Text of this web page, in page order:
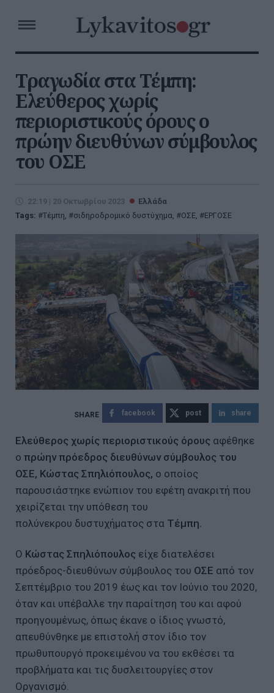
Τραγωδία στα Τέμπη:
Ελεύθερος χωρίς
περιοριστικούς όρους ο
πρώην διευθύνων σύμβουλος
του ΟΣΕ
22:19 | 20 Οκτωβρίου 2023
Ελλάδα
Tags:
Τέμπη, σιδηροδρομικό δυστύχημα, ΟΣΕ, ΕΡΓΟΣΕ
facebook post share
Ελεύθερος χωρίς περιοριστικούς όρους αφέθηκε
ο πρώην πρόεδρος διευθύνων σύμβουλος του
ΟΣΕ, Κώστας Σπηλιόπουλος, ο οποίος
παρουσιάστηκε ενώπιον του εφέτη ανακριτή που
χειρίζεται την υπόθεση του
πολύνεκρου δυστυχήματος στα Τέμπη.
Ο Κώστας Σπηλιόπουλος είχε διατελέσει
πρόεδρος-διευθύνων σύμβουλος του ΟΣΕ από τον
Σεπτέμβριο του 2019 έως και τον Ιούνιο του 2020,
όταν και υπέβαλλε την παραίτηση του και αφού
προηγουμένως, όπως έκανε ο ίδιος γνωστό,
απευθύνθηκε με επιστολή στον ίδιο τον
πρωθυπουργό προκειμένου να του εκθέσει τα
προβλήματα και τις δυσλειτουργίες στον
Οργανισμό.